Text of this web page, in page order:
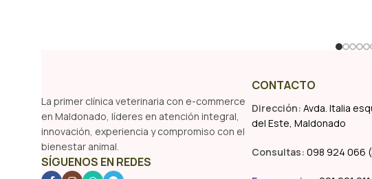
La primer clínica veterinaria con e-commerce
en Maldonado, líderes en atención integral,
innovación, experiencia y compromiso con el
bienestar animal.
SÍGUENOS EN REDES
CONTACTO
Dirección: Avda. Italia
del Este, Maldonado
Consultas: 098 924 066